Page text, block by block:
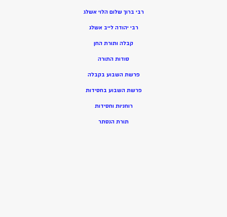
רבי ברוך שלום הלוי אשלג
רבי יהודה לייב אשלג
קבלה ותורת החן
סודות התורה
פרשת השבוע בקבלה
פרשת השבוע בחסידות
רוחניות וחסידות
תורת הנסתר